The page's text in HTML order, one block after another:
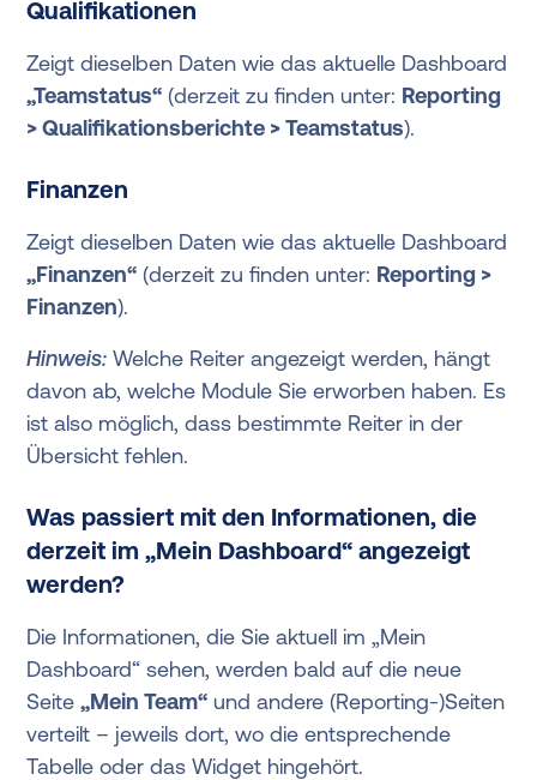
Qualifikationen
Zeigt dieselben Daten wie das aktuelle Dashboard
„Teamstatus“ (derzeit zu finden unter: Reporting
> Qualifikationsberichte > Teamstatus).
Finanzen
Zeigt dieselben Daten wie das aktuelle Dashboard
„Finanzen“ (derzeit zu finden unter: Reporting >
Finanzen).
Hinweis: Welche Reiter angezeigt werden, hängt
davon ab, welche Module Sie erworben haben. Es
ist also möglich, dass bestimmte Reiter in der
Übersicht fehlen.
Was passiert mit den Informationen, die
derzeit im „Mein Dashboard“ angezeigt
werden?
Die Informationen, die Sie aktuell im „Mein
Dashboard“ sehen, werden bald auf die neue
Seite„Mein Team“ und andere (Reporting-)Seiten
verteilt – jeweils dort, wo die entsprechende
Tabelle oder das Widget hingehört.